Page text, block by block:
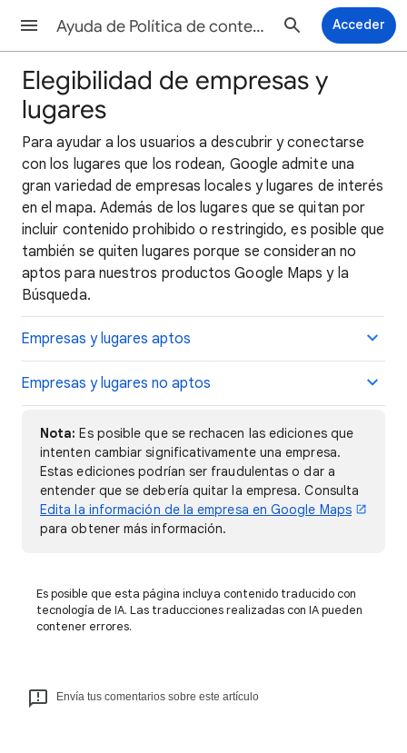
Ayuda de Política de contenido aportado por los usuarios de Maps Acceder
Elegibilidad de empresas y
lugares
Para ayudar a los usuarios a descubrir y conectarse
con los lugares que los rodean, Google admite una
gran variedad de empresas locales y lugares de interés
en el mapa. Además de los lugares que se quitan por
incluir contenido prohibido o restringido, es posible que
también se quiten lugares porque se consideran no
aptos para nuestros productos Google Maps y la
Búsqueda.
Empresas y lugares aptos
Empresas y lugares no aptos
Nota: Es posible que se rechacen las ediciones que
intenten cambiar significativamente una empresa.
Estas ediciones podrían ser fraudulentas o dar a
entender que se debería quitar la empresa. Consulta
Edita la información de la empresa en Google Maps
para obtener más información.
Es posible que esta página incluya contenido traducido con
tecnología de IA. Las traducciones realizadas con IA pueden
contener errores.
Envía tus comentarios sobre este artículo